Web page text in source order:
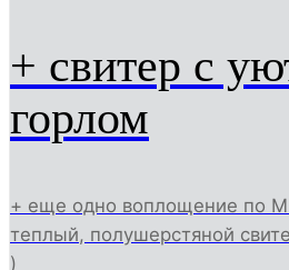
+ свитер с
горлом
+ еще одно воплощение по
теплый, полушерстяной
)